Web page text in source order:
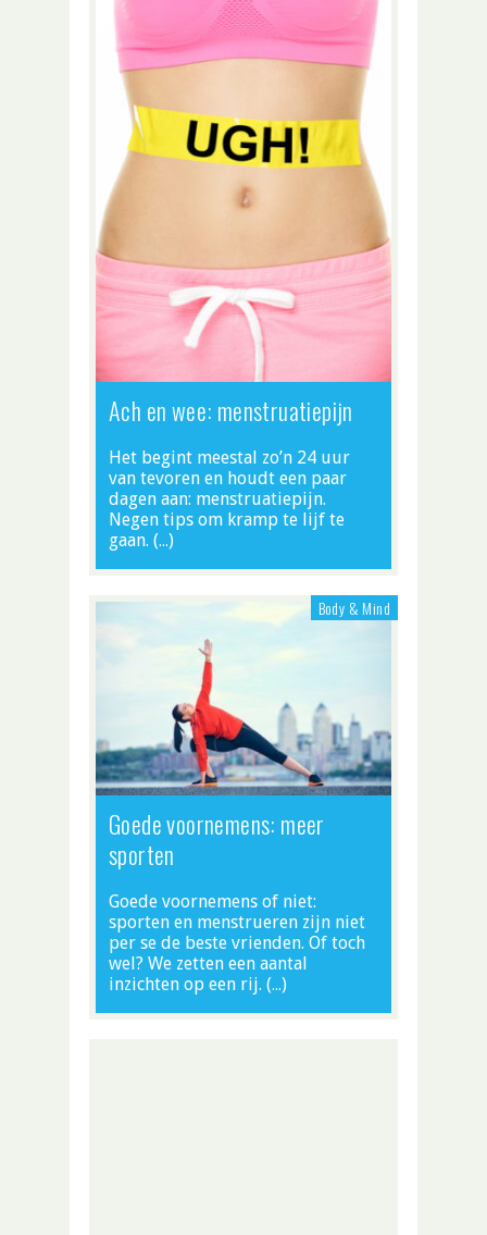
Ach en wee: menstruatiepijn
Het begint meestal zo’n 24 uur
van tevoren en houdt een paar
dagen aan: menstruatiepijn.
Negen tips om kramp te lijf te
gaan. (…)
Body & Mind
Goede voornemens: meer
sporten
Goede voornemens of niet:
sporten en menstrueren zijn niet
per se de beste vrienden. Of toch
wel? We zetten een aantal
inzichten op een rij. (…)